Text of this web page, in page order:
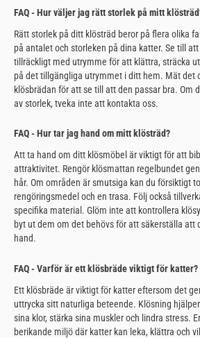
FAQ - Hur väljer jag rätt storlek på mitt
Rätt storlek på ditt klösträd beror på flera olika
på antalet och storleken på dina katter. Se till
tillräckligt med utrymme för att klättra, sträcka
på det tillgängliga utrymmet i ditt hem. Mät det
klösbrädan för att se till att den passar bra. Om
av storlek, tveka inte att kontakta oss.
FAQ - Hur tar jag hand om mitt klösträd?
Att ta hand om ditt klösmöbel är viktigt för att
attraktivitet. Rengör klösmattan regelbundet
hår. Om områden är smutsiga kan du försiktigt
rengöringsmedel och en trasa. Följ också
specifika material. Glöm inte att kontrollera
byt ut dem om det behövs för att säkerställa att
hand.
FAQ - Varför är ett klösbräde viktigt för katter?
Ett klösbräde är viktigt för katter eftersom det
uttrycka sitt naturliga beteende. Klösning
sina klor, stärka sina muskler och lindra stress.
berikande miljö där katter kan leka, klättra och